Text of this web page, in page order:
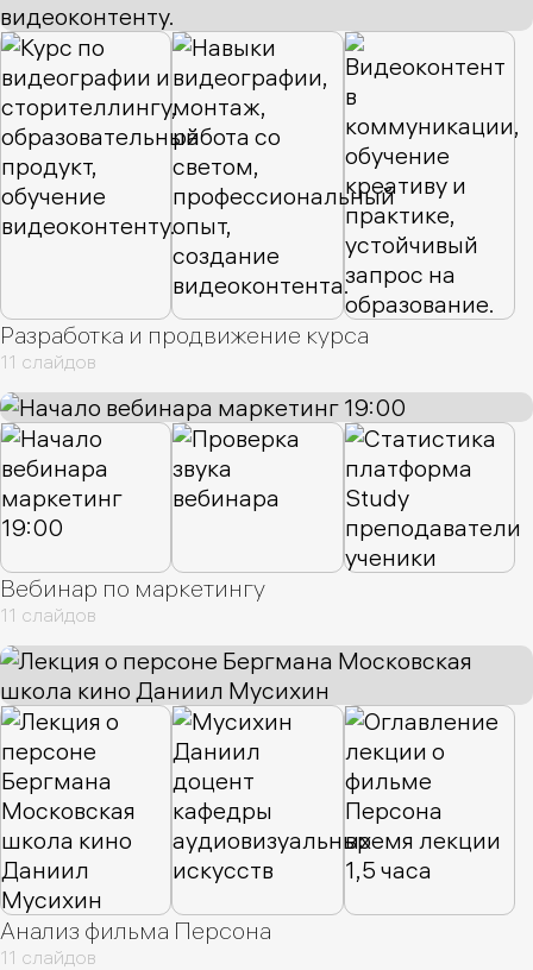
Разработка и продвижение курса
11 слайдов
Вебинар по маркетингу
11 слайдов
Анализ фильма Персона
11 слайдов